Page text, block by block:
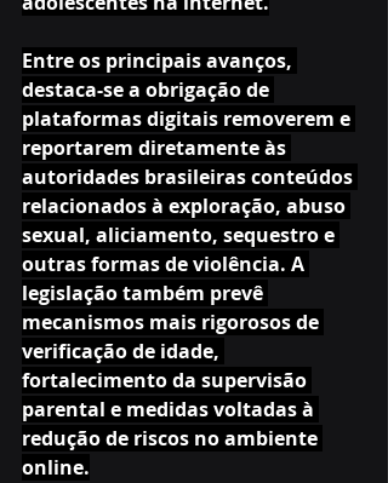
Entre os principais avanços,
destaca-se a obrigação de
plataformas digitais removerem e
reportarem diretamente às
autoridades brasileiras conteúdos
relacionados à exploração, abuso
sexual, aliciamento, sequestro e
outras formas de violência. A
legislação também prevê
mecanismos mais rigorosos de
verificação de idade,
fortalecimento da supervisão
parental e medidas voltadas à
redução de riscos no ambiente
online.